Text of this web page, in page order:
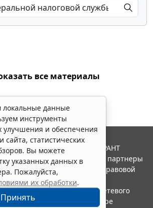
все материалы
данные
инструменты
улучшения и обеспечения
сайта, статистических
Вы можете
указанных данных в
Пожалуйста,
их обработки.
Принять
СЕРВИС", 2026. Система ГАРАНТ
года. Компания "Гарант" и ее партнеры
Российской ассоциации правовой
в качестве сетевого
службой по надзору в сфере